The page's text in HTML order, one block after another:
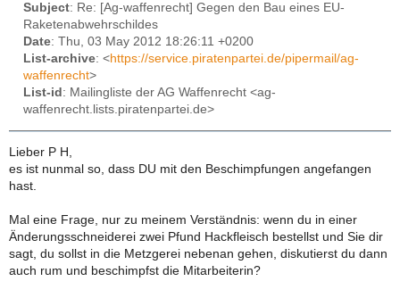
Subject: Re: [Ag-waffenrecht] Gegen den Bau eines EU-
Raketenabwehrschildes
Date: Thu, 03 May 2012 18:26:11 +0200
List-archive: <https://service.piratenpartei.de/pipermail/ag-
waffenrecht>
List-id : Mailingliste der AG Waffenrecht <ag-
waffenrecht.lists.piratenpartei.de>
Lieber P H,
es ist nunmal so, dass DU mit den Beschimpfungen angefangen
hast.
Mal eine Frage, nur zu meinem Verständnis: wenn du in einer
Änderungsschneiderei zwei Pfund Hackfleisch bestellst und Sie dir
sagt, du sollst in die Metzgerei nebenan gehen, diskutierst du dann
auch rum und beschimpfst die Mitarbeiterin?